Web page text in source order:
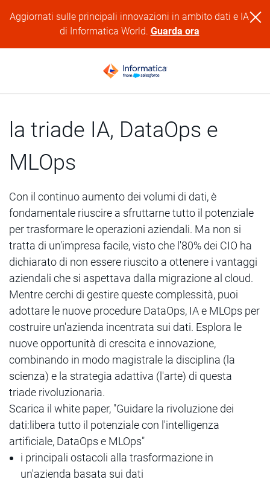
Aggiornati sulle principali innovazioni in ambito dati e IA
di Informatica World. Guarda ora
la triade IA, DataOps e
MLOps
Con il continuo aumento dei volumi di dati, è
fondamentale riuscire a sfruttarne tutto il potenziale
per trasformare le operazioni aziendali. Ma non si
tratta di un'impresa facile, visto che l'80% dei CIO ha
dichiarato di non essere riuscito a ottenere i vantaggi
aziendali che si aspettava dalla migrazione al cloud.
Mentre cerchi di gestire queste complessità, puoi
adottare le nuove procedure DataOps, IA e MLOps per
costruire un'azienda incentrata sui dati. Esplora le
nuove opportunità di crescita e innovazione,
combinando in modo magistrale la disciplina (la
scienza) e la strategia adattiva (l'arte) di questa
triade rivoluzionaria.
Scarica il white paper, "Guidare la rivoluzione dei
dati:libera tutto il potenziale con l'intelligenza
artificiale, DataOps e MLOps"
i principali ostacoli alla trasformazione in
un'azienda basata sui dati